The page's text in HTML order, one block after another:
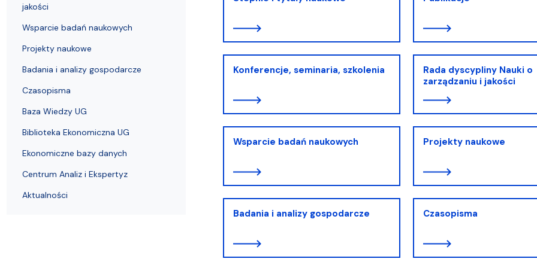
Konferencje, seminaria, szkolenia
Rada dyscypliny Nauki o
zarządzaniu i jakości
Wsparcie badań naukowych Projekty naukowe
Badania i analizy gospodarcze Czasopisma
jakości
Wsparcie badań naukowych
Projekty naukowe
Badania i analizy gospodarcze
Czasopisma
Baza Wiedzy UG
Biblioteka Ekonomiczna UG
Ekonomiczne bazy danych
Centrum Analiz i Ekspertyz
Aktualności